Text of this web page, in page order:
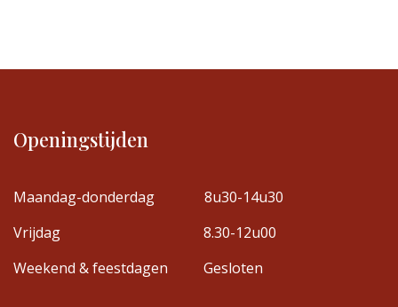
Openingstijden
Maandag-donderdag
8u30-14u30
Vrijdag
8.30-12u00
Weekend & feestdagen
Gesloten